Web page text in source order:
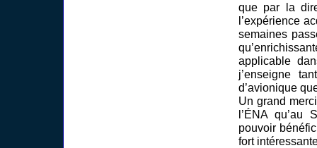
que par la
l’expérience
semaines
applicable
j’enseigne
d’avionique
Un grand
l’ÉNA qu’au
pouvoir
fort